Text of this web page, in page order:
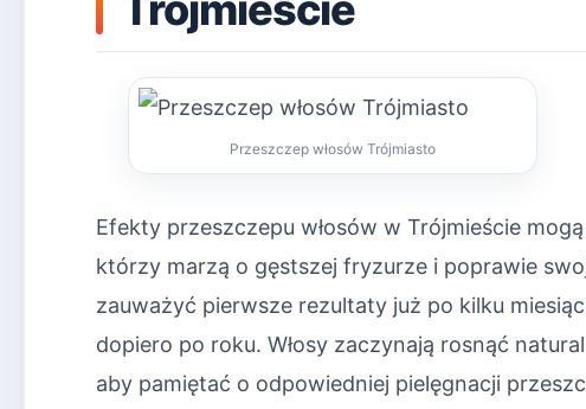
Przeszczep włosów Trójmiasto
Efekty przeszczepu włosów w Trójmieście
którzy marzą o gęstszej fryzurze i poprawie
zauważyć pierwsze rezultaty już po kilku
dopiero po roku. Włosy zaczynają rosnąć
aby pamiętać o odpowiedniej pielęgnacji